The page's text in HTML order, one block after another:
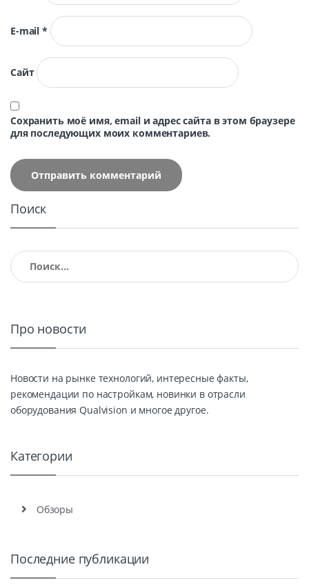
E-mail*
Сайт
Сохранить моё имя, email и адрес сайта в этом браузере
для последующих моих комментариев.
Поиск
Найти:
Про новости
Новости на рынке технологий, интересные факты,
рекомендации по настройкам, новинки в отрасли
оборудования Qualvision и многое другое.
Категории
Обзоры
Последние публикации